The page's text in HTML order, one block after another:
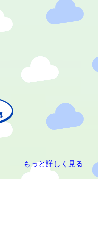
もっと詳しく見る